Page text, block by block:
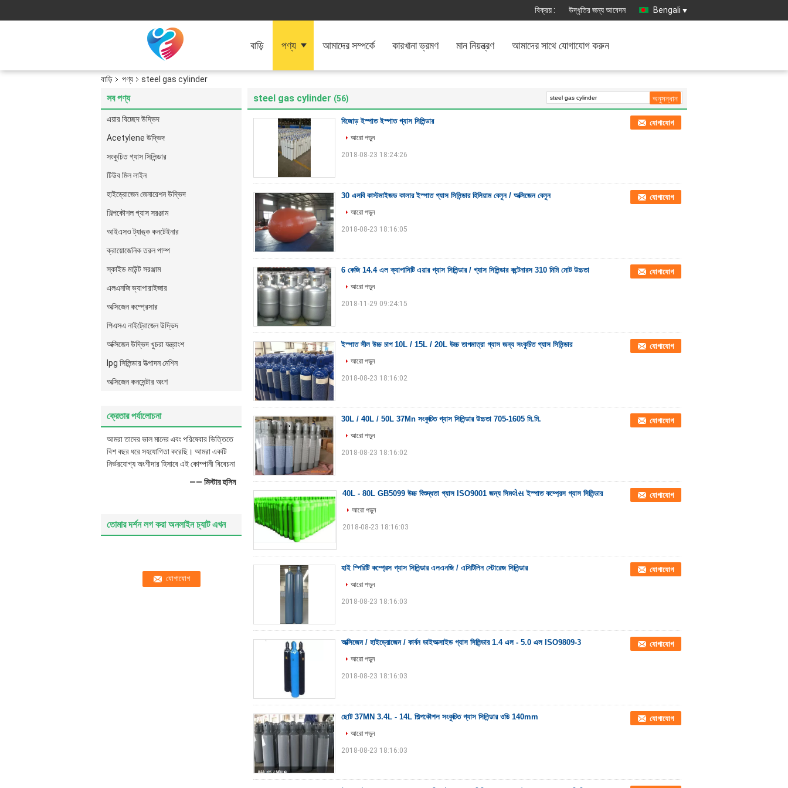
বিক্রয় : উদ্ধৃতির জন্য আবেদন Bengali
বাড়ি পণ্য আমাদের সম্পর্কে কারখানা ভ্রমণ মান নিয়ন্ত্রণ আমাদের সাথে যোগাযোগ করুন
বাড়ি পণ্য steel gas cylinder
সব পণ্য
এয়ার বিচ্ছেদ উদ্ভিদ
Acetylene উদ্ভিদ
সংকুচিত গ্যাস সিলিন্ডার
টিউব মিল লাইন
হাইড্রোজেন জেনারেশন উদ্ভিদ
শিল্পকৌশল গ্যাস সরঞ্জাম
আইএসও ট্যাঙ্ক কনটেইনার
ক্রায়োজেনিক তরল পাম্প
স্কাইড মাউন্ট সরঞ্জাম
এলএনজি ভ্যাপারাইজার
অক্সিজেন কম্প্রেসার
পিএসএ নাইট্রোজেন উদ্ভিদ
অক্সিজেন উদ্ভিদ খুচরা যন্ত্রাংশ
lpg সিলিন্ডার উত্পাদন মেশিন
অক্সিজেন কনসেন্টার অংশ
ক্রেতার পর্যালোচনা
আমরা তাদের ভাল মানের এবং পরিষেবার ভিত্তিতে
বিশ বছর ধরে সহযোগিতা করেছি। আমরা একটি
নির্ভরযোগ্য অংশীদার হিসাবে এই কোম্পানী বিবেচনা
—— মিস্টার হুসিন
তোমার দর্শন লগ করা অনলাইন চ্যাট এখন
steel gas cylinder (56)
বিজোড় ইস্পাত ইস্পাত গ্যাস সিলিন্ডার যোগাযোগ
আরো পড়ুন
2018-08-23 18:24:26
30 এলবি কাস্টমাইজড কালার ইস্পাত গ্যাস সিলিন্ডার হিলিয়াম বেলুন / অক্সিজেন বেলুন যোগাযোগ
আরো পড়ুন
2018-08-23 18:16:05
6 কেজি 14.4 এল ক্যাপাসিটি এয়ার গ্যাস সিলিন্ডার / গ্যাস সিলিন্ডার কন্টেনারস 310 মিমি মোট উচ্চতা যোগাযোগ
আরো পড়ুন
2018-11-29 09:24:15
ইস্পাত সীল উচ্চ চাপ 10L / 15L / 20L উচ্চ তাপমাত্রা গ্যাস জন্য সংকুচিত গ্যাস সিলিন্ডার যোগাযোগ
আরো পড়ুন
2018-08-23 18:16:02
30L / 40L / 50L 37Mn সংকুচিত গ্যাস সিলিন্ডার উচ্চতা 705-1605 মি.মি. যোগাযোগ
আরো পড়ুন
2018-08-23 18:16:02
40L - 80L GB5099 উচ্চ বিশুদ্ধতা গ্যাস ISO9001 জন্য সিমલેસ ইস্পাত কম্প্রেস গ্যাস সিলিন্ডার যোগাযোগ
আরো পড়ুন
2018-08-23 18:16:03
হাই স্পিরিটি কম্প্রেস গ্যাস সিলিন্ডার এলএনজি / এসিটিলিন স্টোরেজ সিলিন্ডার যোগাযোগ
আরো পড়ুন
2018-08-23 18:16:03
অক্সিজেন / হাইড্রোজেন / কার্বন ডাইঅক্সাইড গ্যাস সিলিন্ডার 1.4 এল - 5.0 এল ISO9809-3 যোগাযোগ
আরো পড়ুন
2018-08-23 18:16:03
ছোট 37MN 3.4L - 14L শিল্পকৌশল সংকুচিত গ্যাস সিলিন্ডার ওডি 140mm যোগাযোগ
আরো পড়ুন
2018-08-23 18:16:03